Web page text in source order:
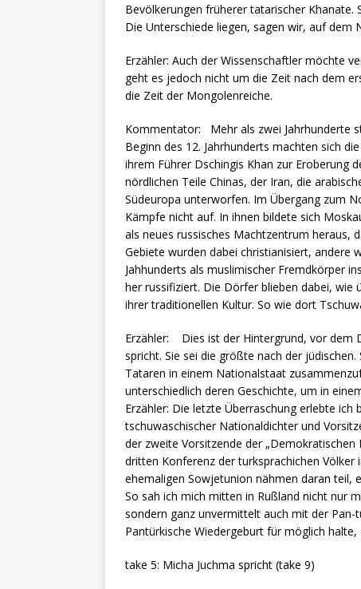
Bevölkerungen früherer tatarischer Khanate.
Die Unterschiede liegen, sagen wir, auf dem
Erzähler: Auch der Wissenschaftler
geht es jedoch nicht um die Zeit nach dem
die Zeit der Mongolenreiche.
Kommentator: Mehr als zwei
Beginn des 12. Jahrhunderts machten sich
ihrem Führer Dschingis Khan zur Eroberung
nördlichen Teile Chinas, der Iran, die
Südeuropa unterworfen. Im Übergang zum
Kämpfe nicht auf. In ihnen bildete sich
als neues russisches Machtzentrum heraus,
Gebiete wurden dabei christianisiert, andere
Jahhunderts als muslimischer Fremdkörper
her russifiziert. Die Dörfer blieben dabei, wie
ihrer traditionellen Kultur. So wie dort
Erzähler: Dies ist der Hintergrund, vor
spricht. Sie sei die größte nach der
Tataren in einem Nationalstaat
unterschiedlich deren Geschichte, um in
Erzähler: Die letzte Überraschung erlebte ich
tschuwaschischer Nationaldichter und
der zweite Vorsitzende der „Demokratischen
dritten Konferenz der turksprachichen
ehemaligen Sowjetunion nähmen daran teil,
So sah ich mich mitten in Rußland nicht nur
sondern ganz unvermittelt auch mit der
Pantürkische Wiedergeburt für möglich
take 5: Micha Juchma spricht (take 9)